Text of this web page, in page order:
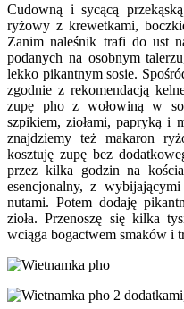
Cudowną i sycącą
ryżowy z krewetkami,
Zanim naleśnik trafi do ust
podanych na osobnym
lekko pikantnym sosie.
zgodnie z rekomendacją
zupę pho z wołowiną w
szpikiem, ziołami, papryką i
znajdziemy też makaron
kosztuję zupę bez
przez kilka godzin na
esencjonalny, z
nutami. Potem dodaję
zioła. Przenoszę się kilka
wciąga bogactwem smaków i